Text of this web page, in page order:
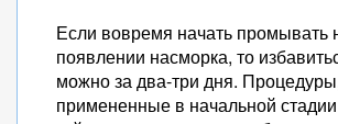
Если вовремя начать промывать
появлении насморка, то
можно за два-три дня.
примененные в начальной